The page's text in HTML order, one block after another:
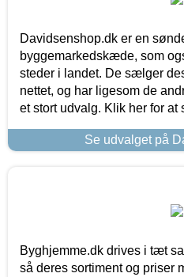
Davidsenshop.dk er en
byggemarkedskæde, som
steder i landet. De sælger
nettet, og har ligesom de
et stort udvalg. Klik her for at
Se udvalget på
Byghjemme.dk drives i tæt
så deres sortiment og priser